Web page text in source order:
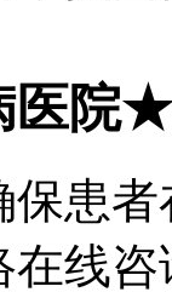
医院★
保患
在线